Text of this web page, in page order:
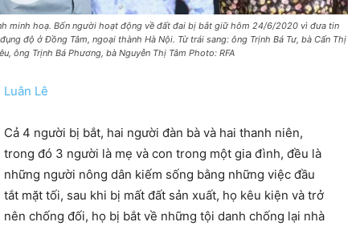
minh hoạ. Bốn người hoạt động về đất đai bị bắt giữ hôm 24/6/2020 vì đưa tin
độ ở Đồng Tâm, ngoại thành Hà Nội. Từ trái sang: ông Trịnh Bá Tư, bà Cấn Thị
ông Trịnh Bá Phương, bà Nguyễn Thị Tâm Photo: RFA
Luân Lê
Cả 4 người bị bắt, hai người đàn bà và hai thanh niên,
trong đó 3 người là mẹ và con trong một gia đình, đều là
những người nông dân kiếm sống bằng những việc đầu
tắt mặt tối, sau khi bị mất đất sản xuất, họ kêu kiện và trở
nên chống đối, họ bị bắt về những tội danh chống lại nhà